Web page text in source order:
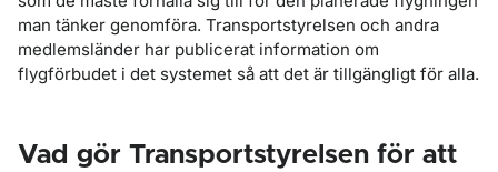
man tänker genomföra. Transportstyrelsen och andra
medlemsländer har publicerat information om
flygförbudet i det systemet så att det är tillgängligt för alla.
Vad gör Transportstyrelsen för att